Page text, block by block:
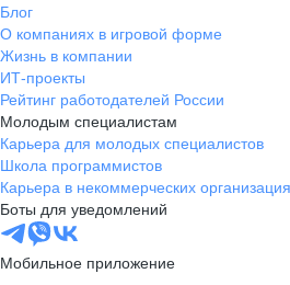
Блог
О компаниях в игровой форме
Жизнь в компании
ИТ-проекты
Рейтинг работодателей России
Молодым специалистам
Карьера для молодых специалистов
Школа программистов
Карьера в некоммерческих
Боты для уведомлений
Мобильное приложение